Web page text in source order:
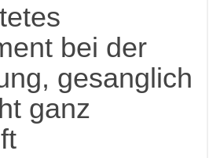
bei der
gesanglich
ganz